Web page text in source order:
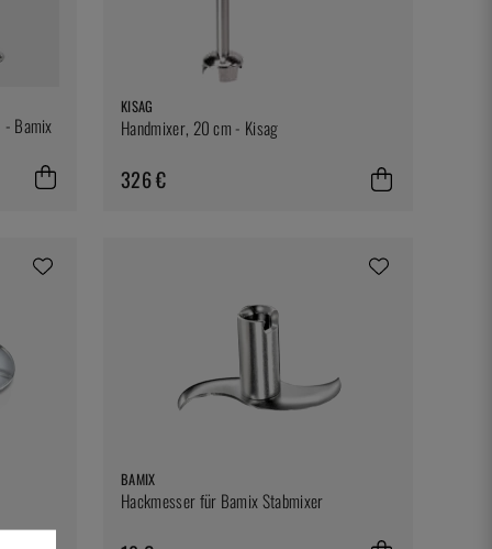
- Bamix
KISAG
Handmixer, 20 cm - Kisag
326 €
BAMIX
Hackmesser für Bamix Stabmixer